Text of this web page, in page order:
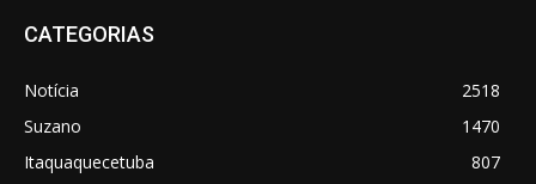
CATEGORIAS
Notícia
2518
Suzano
1470
Itaquaquecetuba
807